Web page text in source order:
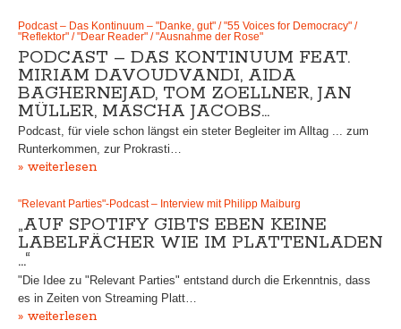
Podcast – Das Kontinuum – "Danke, gut" / "55 Voices for Democracy" /
"Reflektor" / "Dear Reader" / "Ausnahme der Rose"
PODCAST – DAS KONTINUUM FEAT.
MIRIAM DAVOUDVANDI, AIDA
BAGHERNEJAD, TOM ZOELLNER, JAN
MÜLLER, MASCHA JACOBS…
Podcast, für viele schon längst ein steter Begleiter im Alltag ... zum
Runterkommen, zur Prokrasti…
» weiterlesen
"Relevant Parties"-Podcast – Interview mit Philipp Maiburg
„AUF SPOTIFY GIBTS EBEN KEINE
LABELFÄCHER WIE IM PLATTENLADEN
…“
"Die Idee zu "Relevant Parties" entstand durch die Erkenntnis, dass
es in Zeiten von Streaming Platt…
» weiterlesen